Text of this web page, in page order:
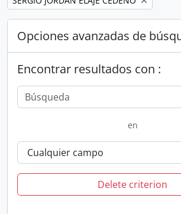
Opciones avanzadas de
Encontrar resultados con :
en
Delete criterion